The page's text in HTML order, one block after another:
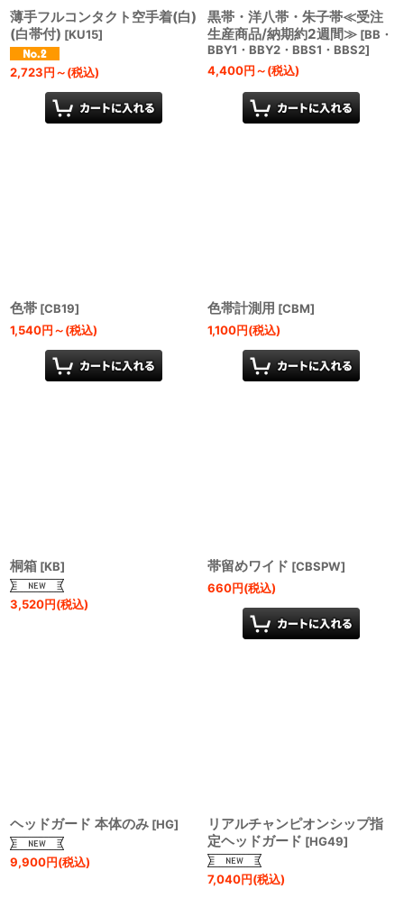
薄手フルコンタクト空手着(白)
(白帯付) [KU15]
2,723円～(税込)
黒帯・洋八帯・朱子帯≪受注
生産商品/納期約2週間≫ [BB・
BBY1・BBY2・BBS1・BBS2]
4,400円～(税込)
色帯 [CB19]
1,540円～(税込)
色帯計測用 [CBM]
1,100円(税込)
桐箱 [KB]
3,520円(税込)
帯留めワイド [CBSPW]
660円(税込)
ヘッドガード 本体のみ [HG]
9,900円(税込)
リアルチャンピオンシップ指
定ヘッドガード [HG49]
7,040円(税込)